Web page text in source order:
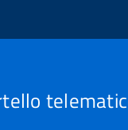
principale